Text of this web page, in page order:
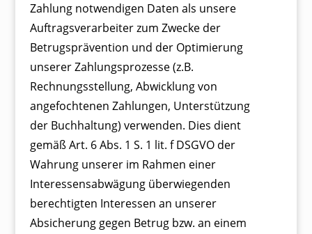
Zahlung notwendigen Daten als unsere
Auftragsverarbeiter zum Zwecke der
Betrugsprävention und der Optimierung
unserer Zahlungsprozesse (z.B.
Rechnungsstellung, Abwicklung von
angefochtenen Zahlungen, Unterstützung
der Buchhaltung) verwenden. Dies dient
gemäß Art. 6 Abs. 1 S. 1 lit. f DSGVO der
Wahrung unserer im Rahmen einer
Interessensabwägung überwiegenden
berechtigten Interessen an unserer
Absicherung gegen Betrug bzw. an einem